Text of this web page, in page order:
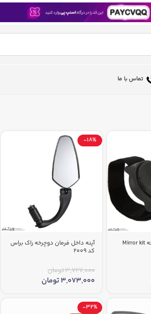
تماس با ما
آینه دستبندی دوچرخه Mirror kit
-18%
آینه داخل فرمان دوچرخه راک براس
کد 2009
3,727,000تومان
3,073,000تومان
-32%